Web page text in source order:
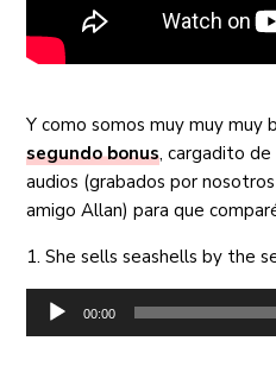
Y como somos muy muy muy
segundo bonus, cargadito
audios (grabados por
amigo Allan) para que
1. She sells seashells by the
Reproductor
00:00